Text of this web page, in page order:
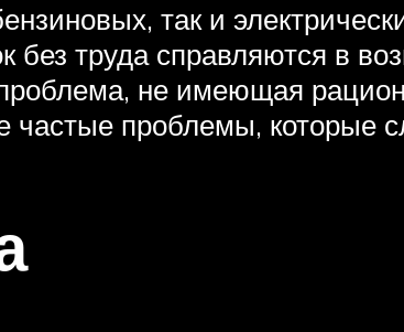
так и
без труда справляются в
не имеющая
проблемы, которые